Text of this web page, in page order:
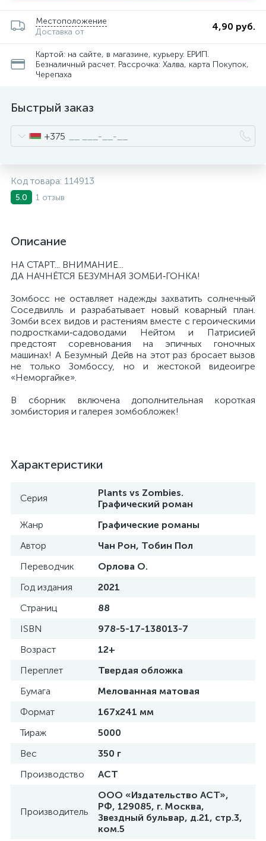
Местоположение
Доставка от
4,90 руб.
Картой: на сайте, в магазине, курьеру. ЕРИП.
Безналичный расчет. Рассрочка: Халва, карта Покупок,
Черепаха
Быстрый заказ
+375
Код товара: 114913
5.0 1 отзыв
Описание
НА СТАРТ... ВНИМАНИЕ...
ДА НАЧНЁТСЯ БЕЗУМНАЯ ЗОМБИ‑ГОНКА!
Зомбосс не оставляет надежды захватить солнечный
Соседвилль и разрабатывает новый коварный план.
Зомби всех видов и растениям вместе с героическими
подростками‑садоводами Нейтом и Патрисией
предстоят соревнования на эпичных гоночных
машинах! А Безумный Дейв на этот раз бросает вызов
не только Зомбоссу, но и жестокой видеоигре
«Неморгайке».
В сборник включена дополнительная короткая
зомбистория и галерея зомбобложек!
Характеристики
Серия
Plants vs Zombies.
Графический роман
Жанр
Графические романы
Автор
Чан Рон, Тобин Пол
Переводчик
Орлова О.
Год издания
2021
Страниц
88
ISBN
978-5-17-138013-7
Возраст
12+
Переплет
Твердая обложка
Бумага
Мелованная матовая
Формат
167х241 мм
Тираж
5000
Вес
350 г
Производство
АСТ
Производитель
ООО «Издательство АСТ»,
РФ, 129085, г. Москва,
Звездный бульвар, д.21, стр.3,
ком.5